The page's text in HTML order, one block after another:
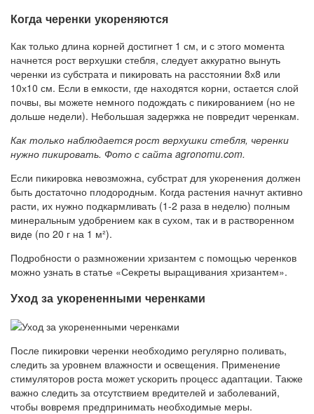
Когда черенки укореняются
Как только длина корней достигнет 1 см, и с этого момента
начнется рост верхушки стебля, следует аккуратно вынуть
черенки из субстрата и пикировать на расстоянии 8х8 или
10х10 см. Если в емкости, где находятся корни, остается слой
почвы, вы можете немного подождать с пикированием (но не
дольше недели). Небольшая задержка не повредит черенкам.
Как только наблюдается рост верхушки стебля, черенки
нужно пикировать. Фото с сайта agronomu.com.
Если пикировка невозможна, субстрат для укоренения должен
быть достаточно плодородным. Когда растения начнут активно
расти, их нужно подкармливать (1-2 раза в неделю) полным
минеральным удобрением как в сухом, так и в растворенном
виде (по 20 г на 1 м²).
Подробности о размножении хризантем с помощью черенков
можно узнать в статье «Секреты выращивания хризантем».
Уход за укорененными черенками
После пикировки черенки необходимо регулярно поливать,
следить за уровнем влажности и освещения. Применение
стимуляторов роста может ускорить процесс адаптации. Также
важно следить за отсутствием вредителей и заболеваний,
чтобы вовремя предпринимать необходимые меры.